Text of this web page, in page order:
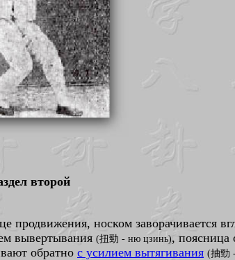
второй
продвижения, носком заворачивается
вывертывания (扭勁 - ню цзинь), поясница
обратно с усилием вытягивания (抽勁